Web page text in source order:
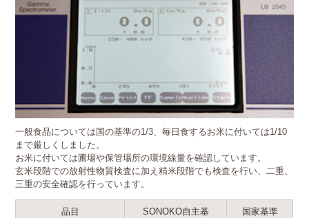
一般食品については国の基準の1/3、毎日食するお米に付いては1/10
まで厳しくしました。
お米に付いては圃場や保管場所の環境線量を確認しています。
玄米段階での放射性物質検査に加え精米段階でも検査を行い、二重、
三重の安全確認を行っています。
品目
SONOKO自主基
国家基準